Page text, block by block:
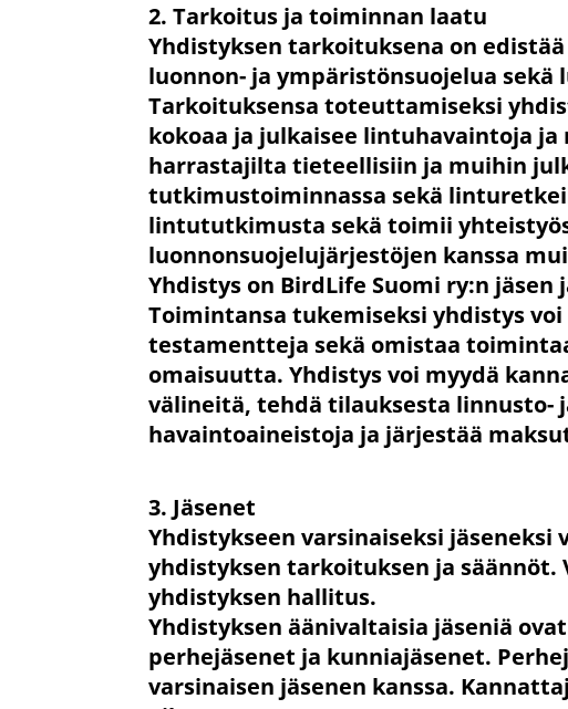
2. Tarkoitus ja toiminnan laatu
Yhdistyksen tarkoituksena on
luonnon- ja ympäristönsuojelua
Tarkoituksensa toteuttamiseksi
kokoaa ja julkaisee lintuhavaintoja
harrastajilta tieteellisiin ja muihin
tutkimustoiminnassa sekä
lintututkimusta sekä toimii
luonnonsuojelujärjestöjen kanssa
Yhdistys on BirdLife Suomi ry:n
Toimintansa tukemiseksi yhdistys
testamentteja sekä omistaa
omaisuutta. Yhdistys voi myydä
välineitä, tehdä tilauksesta linnusto-
havaintoaineistoja ja järjestää
3. Jäsenet
Yhdistykseen varsinaiseksi jäseneksi
yhdistyksen tarkoituksen ja säännöt.
yhdistyksen hallitus.
Yhdistyksen äänivaltaisia jäseniä
perhejäsenet ja kunniajäsenet.
varsinaisen jäsenen kanssa.